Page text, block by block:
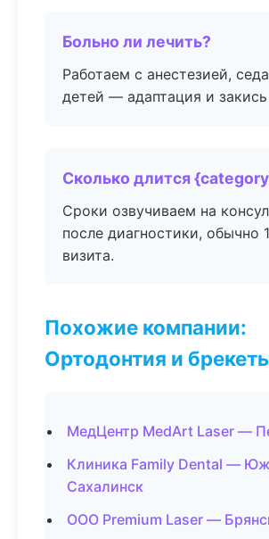
Больно ли лечить?
Работаем с анестезией,
детей — адаптация и закись
Сколько длится
Сроки озвучиваем на
после диагностики, обычно
визита.
Похожие компании:
Ортодонтия и
МедЦентр MedArt Laser —
Клиника Family Dental —
Сахалинск
ООО Premium Laser —